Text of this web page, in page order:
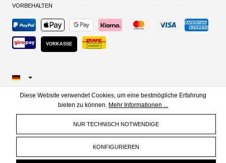
VORBEHALTEN
VORKASSE
Diese Website verwendet Cookies, um eine bestmögliche Erfahrung
bieten zu können. Mehr Informationen ...
NUR TECHNISCH NOTWENDIGE
KONFIGURIEREN